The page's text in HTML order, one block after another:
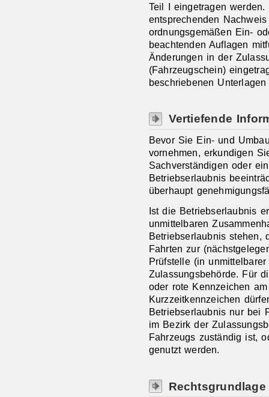
Teil I eingetragen
entsprechenden
ordnungsgemäßen Ein-
beachtenden Auflagen
Änderungen in der
(Fahrzeugschein)
beschriebenen
Vertiefende
Bevor Sie Ein- und
vornehmen, erkundigen
Sachverständigen oder
Betriebserlaubnis
überhaupt
Ist die Betriebserlaubnis
unmittelbaren
Betriebserlaubnis stehen,
Fahrten zur
Prüfstelle (in
Zulassungsbehörde. Für
oder rote Kennzeichen
Kurzzeitkennzeichen
Betriebserlaubnis nur bei
im Bezirk der
Fahrzeugs zuständig ist,
genutzt werden.
Rechtsgrundlage